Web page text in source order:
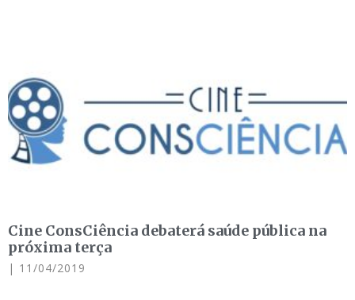
Cine ConsCiência debaterá saúde pública na
próxima terça
11/04/2019